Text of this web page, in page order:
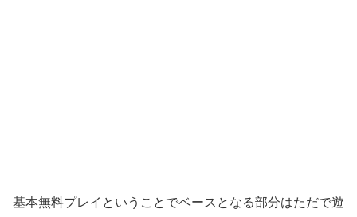
基本無料プレイということでベースとなる部分はただで遊